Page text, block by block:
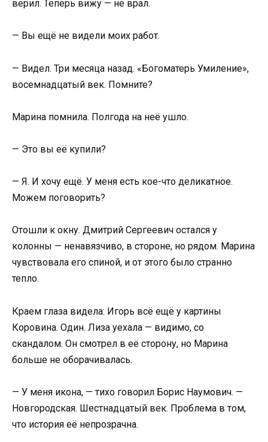
верил. Теперь вижу — не врал.
— Вы ещё не видели моих работ.
— Видел. Три месяца назад. «Богоматерь Умиление»,
восемнадцатый век. Помните?
Марина помнила. Полгода на неё ушло.
— Это вы её купили?
— Я. И хочу ещё. У меня есть кое-что деликатное.
Можем поговорить?
Отошли к окну. Дмитрий Сергеевич остался у
колонны — ненавязчиво, в стороне, но рядом. Марина
чувствовала его спиной, и от этого было странно
тепло.
Краем глаза видела: Игорь всё ещё у картины
Коровина. Один. Лиза уехала — видимо, со
скандалом. Он смотрел в её сторону, но Марина
больше не оборачивалась.
— У меня икона, — тихо говорил Борис Наумович. —
Новгородская. Шестнадцатый век. Проблема в том,
что история её непрозрачна.